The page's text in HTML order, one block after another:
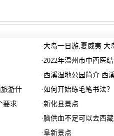
·大岛一日游,夏威夷 大
·2022年温州市中西医
· 西溪湿地公园简介 西
游什 ·如何开始练毛笔书法？
要求 ·新化县景点
·脑供血不足可以去西
·阜新景点